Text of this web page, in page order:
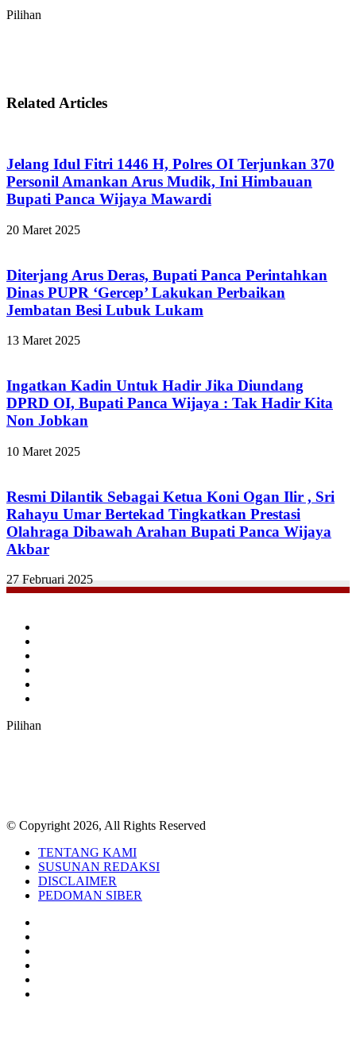
Pilihan
Related Articles
Jelang Idul Fitri 1446 H, Polres OI Terjunkan 370
Personil Amankan Arus Mudik, Ini Himbauan
Bupati Panca Wijaya Mawardi
20 Maret 2025
Diterjang Arus Deras, Bupati Panca Perintahkan
Dinas PUPR ‘Gercep’ Lakukan Perbaikan
Jembatan Besi Lubuk Lukam
13 Maret 2025
Ingatkan Kadin Untuk Hadir Jika Diundang
DPRD OI, Bupati Panca Wijaya : Tak Hadir Kita
Non Jobkan
10 Maret 2025
Resmi Dilantik Sebagai Ketua Koni Ogan Ilir , Sri
Rahayu Umar Bertekad Tingkatkan Prestasi
Olahraga Dibawah Arahan Bupati Panca Wijaya
Akbar
27 Februari 2025
Pilihan
© Copyright 2026, All Rights Reserved
TENTANG KAMI
SUSUNAN REDAKSI
DISCLAIMER
PEDOMAN SIBER